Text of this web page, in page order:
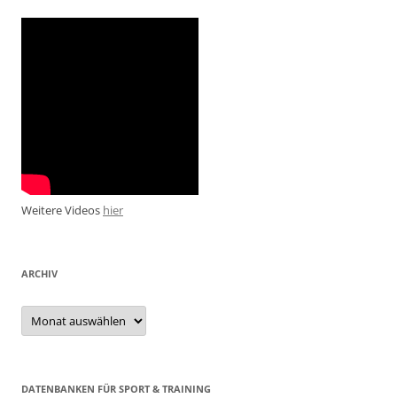
Weitere Videos hier
ARCHIV
Archiv
DATENBANKEN FÜR SPORT & TRAINING